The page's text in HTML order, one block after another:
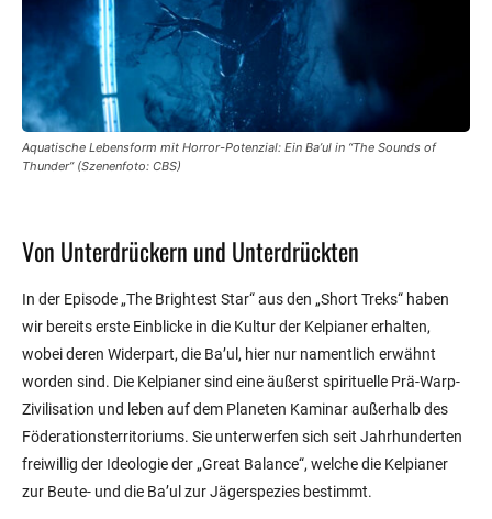
Aquatische Lebensform mit Horror-Potenzial: Ein Ba’ul in “The Sounds of
Thunder” (Szenenfoto: CBS)
Von Unterdrückern und Unterdrückten
In der Episode „The Brightest Star“ aus den „Short Treks“ haben
wir bereits erste Einblicke in die Kultur der Kelpianer erhalten,
wobei deren Widerpart, die Ba’ul, hier nur namentlich erwähnt
worden sind. Die Kelpianer sind eine äußerst spirituelle Prä-Warp-
Zivilisation und leben auf dem Planeten Kaminar außerhalb des
Föderationsterritoriums. Sie unterwerfen sich seit Jahrhunderten
freiwillig der Ideologie der „Great Balance“, welche die Kelpianer
zur Beute- und die Ba’ul zur Jägerspezies bestimmt.